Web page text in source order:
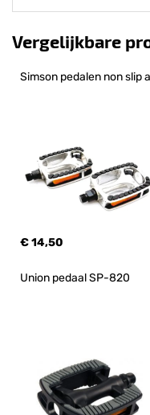
Vergelijkbare
Simson pedalen non slip
€ 14,50
Union pedaal SP-820